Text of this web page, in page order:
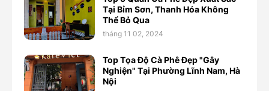
Tại Bỉm Sơn, Thanh Hóa Không
Thể Bỏ Qua
tháng 11 02, 2024
Top Tọa Độ Cà Phê Đẹp "Gây
Nghiện" Tại Phường Lĩnh Nam, Hà
Nội